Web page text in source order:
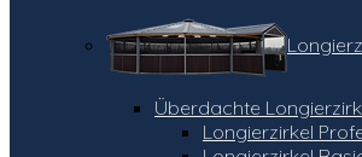
Überdachte
Longierzirkel